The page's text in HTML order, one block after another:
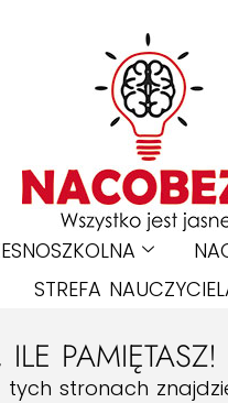
STREFA
PAMIĘTASZ!
stronach